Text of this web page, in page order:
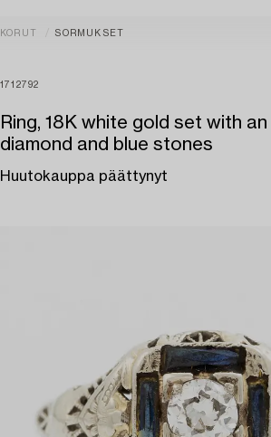
KORUT SORMUKSET
1712792
Ring, 18K white gold set with
diamond and blue stones
Huutokauppa päättynyt